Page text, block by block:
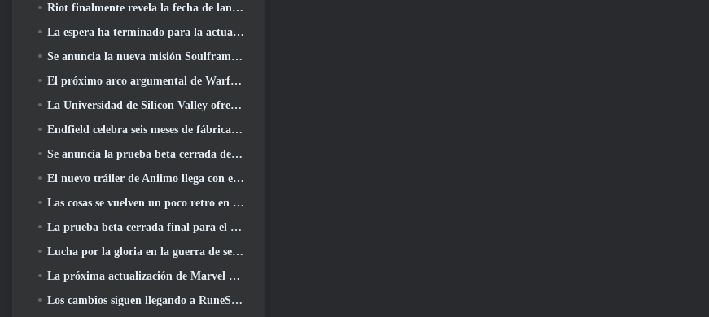
Riot finalmente revela la fecha de lanzamiento del modo clásico de League Of Legends
La espera ha terminado para la actualización de alojamiento para grandes jugadores de RuneScape
Se anuncia la nueva misión Soulframe Fable
El próximo arco argumental de Warframe lleva a los jugadores a un mapa estelar completamente nuevo, El sistema Tau
La Universidad de Silicon Valley ofrece becas para juegos y algunos de los requisitos son interesantes
Endfield celebra seis meses de fábricas y tirolesas durante su próxima actualización
Se anuncia la prueba beta cerrada de la tercera etapa de las batallas de infantería de Of War Thunder
El nuevo tráiler de Aniimo llega con el lanzamiento de la última prueba beta cerrada
Las cosas se vuelven un poco retro en la temporada final 11 Actualizar
La prueba beta cerrada final para el shooter F2P Sudden Attack Zero Point de Nexon comenzó hoy
Lucha por la gloria en la guerra de servidores de Lineage II
La próxima actualización de Marvel Rivals lleva la lucha a los dioses
Los cambios siguen llegando a RuneScape. Esta vez es vivienda para jugadores